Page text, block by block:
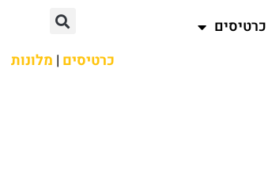
כרטיסים
כרטיסים | מלונות